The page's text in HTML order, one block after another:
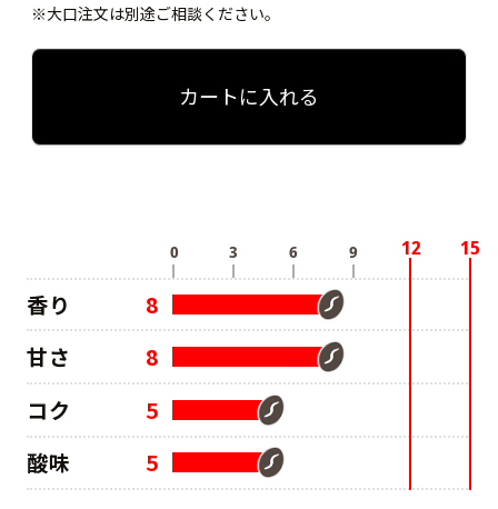
※大口注文は別途ご相談ください。
カートに入れる
香り
8
甘さ
8
コク
5
酸味
5